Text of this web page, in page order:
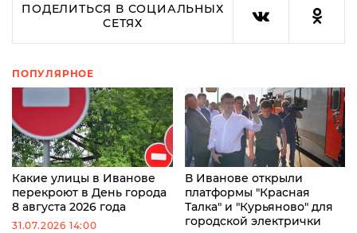
ПОДЕЛИТЬСЯ В СОЦИАЛЬНЫХ
СЕТЯХ
ПОПУЛЯРНОЕ
Какие улицы в Иванове
перекроют в День города
8 августа 2026 года
31.07.2026 14:00
В Иванове открыли
платформы "Красная
Талка" и "Курьяново" для
городской электрички